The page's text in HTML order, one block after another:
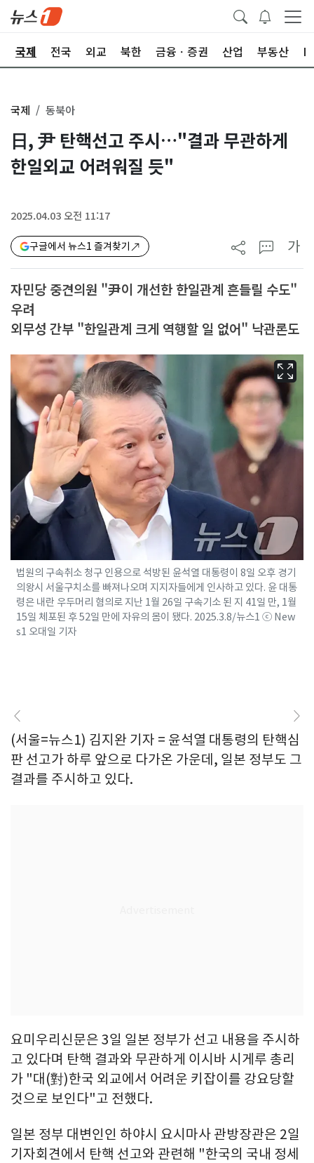
국제 전국 외교 북한 금융ㆍ증권 산업 부동산
국제 동북아
日, 尹 탄핵선고 주시…"결과 무관하게
한일외교 어려워질 듯"
2025.04.03 오전 11:17
구글에서 뉴스1 즐겨찾기 가
자민당 중견의원 "尹이 개선한 한일관계 흔들릴 수도"
우려
외무성 간부 "한일관계 크게 역행할 일 없어" 낙관론도
법원의 구속취소 청구 인용으로 석방된 윤석열 대통령이 8일 오후 경기
의왕시 서울구치소를 빠져나오며 지지자들에게 인사하고 있다. 윤 대통
령은 내란 우두머리 혐의로 지난 1월 26일 구속기소 된 지 41일 만, 1월
15일 체포된 후 52일 만에 자유의 몸이 됐다. 2025.3.8/뉴스1 ⓒ New
s1 오대일 기자
(서울=뉴스1) 김지완 기자 = 윤석열 대통령의 탄핵심
판 선고가 하루 앞으로 다가온 가운데, 일본 정부도 그
결과를 주시하고 있다.
요미우리신문은 3일 일본 정부가 선고 내용을 주시하
고 있다며 탄핵 결과와 무관하게 이시바 시게루 총리
가 "대(對)한국 외교에서 어려운 키잡이를 강요당할
것으로 보인다"고 전했다.
일본 정부 대변인인 하야시 요시마사 관방장관은 2일
기자회견에서 탄핵 선고와 관련해 "한국의 국내 정세